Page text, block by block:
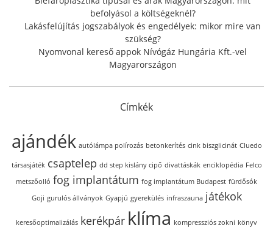
befolyásol a költségeknél?
Lakásfelújítás jogszabályok és engedélyek: mikor mire van
szükség?
Nyomvonal kereső appok Nívógáz Hungária Kft.-vel
Magyarországon
Címkék
ajándék autólámpa polírozás betonkerítés cink biszglicinát Cluedo
társasjáték csaptelep dd step kislány cipő divattáskák enciklopédia Felco
metszőolló fog implantátum fog implantátum Budapest fürdősók
Goji gurulós állványok Gyapjú gyerekülés infraszauna játékok
keresőoptimalizálás kerékpár klíma kompressziós zokni könyv